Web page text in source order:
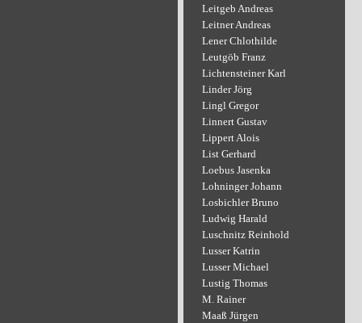
Leitgeb Andreas
Leitner Andreas
Lener Chlothilde
Leutgöb Franz
Lichtensteiner Karl
Linder Jörg
Lingl Gregor
Linnert Gustav
Lippert Alois
List Gerhard
Loebus Jasenka
Lohninger Johann
Losbichler Bruno
Ludwig Harald
Luschnitz Reinhold
Lusser Katrin
Lusser Michael
Lustig Thomas
M. Rainer
Maaß Jürgen